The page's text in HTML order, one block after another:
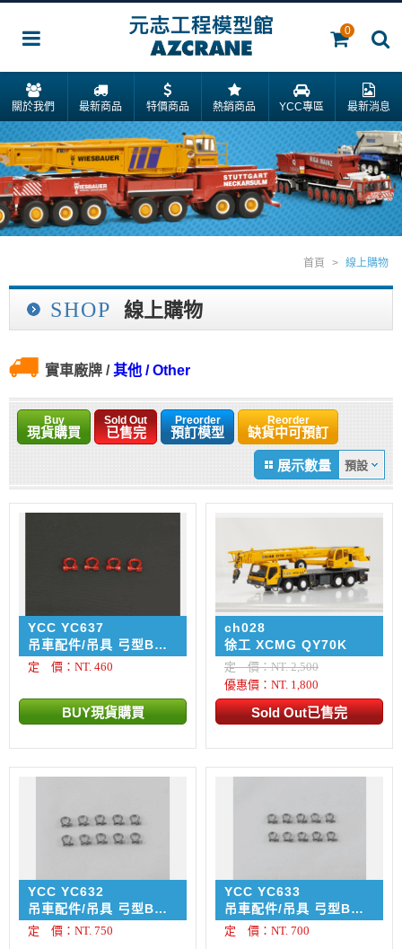
0
關於我們 最新商品 特價商品 熱銷商品 YCC專區 最新消息
SHOP 線上購物
首頁 > 線上購物
實車廠牌 /其他 / Other
Buy
現貨購買
Sold Out
已售完
Preorder
預訂模型
Reorder
缺貨中可預訂
展示數量
YCC YC637
吊車配件/吊具 弓型BW
卸扣 - Shackle 300
ton / 4入
定 價：NT. 460
ch028
徐工 XCMG QY70K
定 價：NT. 2,500
優惠價：NT. 1,800
YCC YC632
吊車配件/吊具 弓型BW
卸扣 - Shackle 100
ton / 10入
定 價：NT. 750
YCC YC633
吊車配件/吊具 弓型BW
卸扣 - Shackle 55 ton
/ 10入
定 價：NT. 700